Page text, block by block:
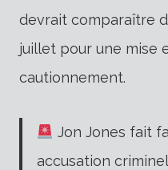
devrait comparaître
juillet pour une mise
cautionnement.
Jon Jones fait
accusation